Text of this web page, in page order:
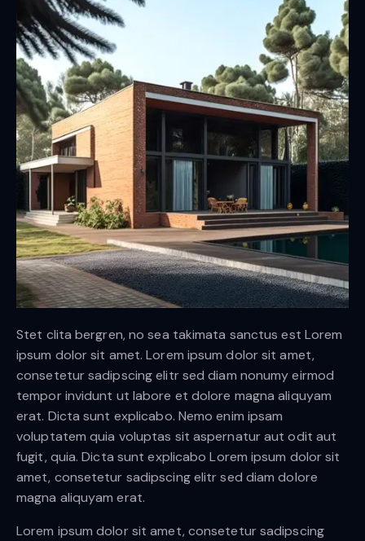
Stet clita bergren, no sea takimata sanctus est Lorem
ipsum dolor sit amet. Lorem ipsum dolor sit amet,
consetetur sadipscing elitr sed diam nonumy eirmod
tempor invidunt ut labore et dolore magna aliquyam
erat. Dicta sunt explicabo. Nemo enim ipsam
voluptatem quia voluptas sit aspernatur aut odit aut
fugit, quia. Dicta sunt explicabo Lorem ipsum dolor sit
amet, consetetur sadipscing elitr sed diam dolore
magna aliquyam erat.
Lorem ipsum dolor sit amet, consetetur sadipscing